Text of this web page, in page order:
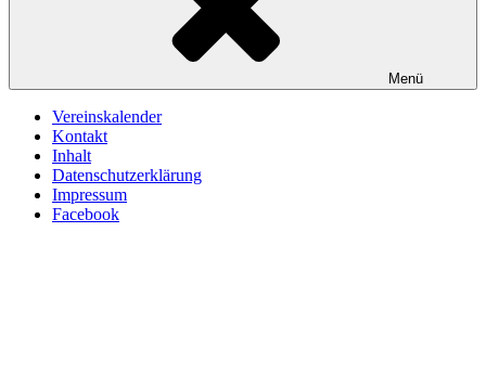
Menü
Vereinskalender
Kontakt
Inhalt
Datenschutzerklärung
Impressum
Facebook